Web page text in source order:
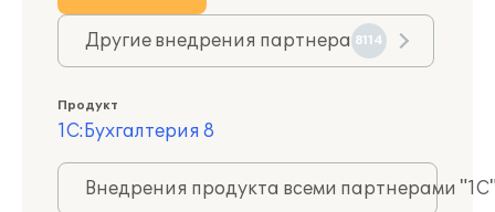
Другие внедрения партнера 8114
Продукт
1С:Бухгалтерия 8
Внедрения продукта всеми партнерами